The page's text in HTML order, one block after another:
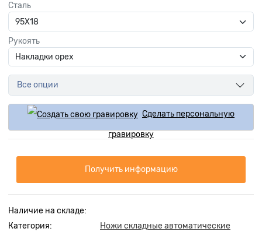
Сталь
Рукоять
Все опции
Сделать персональную
гравировку
Получить информацию
Наличие на складе:
Категория:
Ножи складные автоматические